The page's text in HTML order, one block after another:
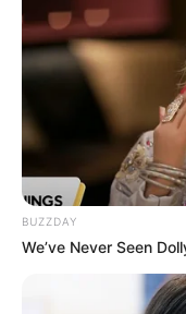
BUZZDAY
We’ve Never Seen